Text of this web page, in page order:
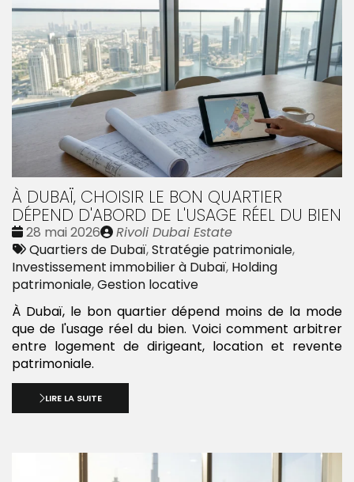
À DUBAÏ, CHOISIR LE BON QUARTIER
DÉPEND D'ABORD DE L'USAGE RÉEL DU BIEN
Date
:
28 mai 2026
Publié
par
Rivoli Dubai Estate
Tags
:
Quartiers de Dubaï,Stratégie patrimoniale,
Investissement immobilier à Dubaï, Holding
patrimoniale,Gestion locative
À Dubaï, le bon quartier dépend moins de la mode
que de l'usage réel du bien. Voici comment arbitrer
entre logement de dirigeant, location et revente
patrimoniale.
LIRE LA SUITE